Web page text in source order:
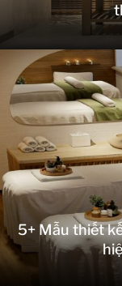
5+ Mẫu thiết